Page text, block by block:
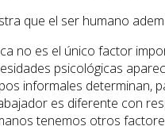
que el ser humano
no es el único factor
psicológicas
informales determinan,
es diferente con
tenemos otros